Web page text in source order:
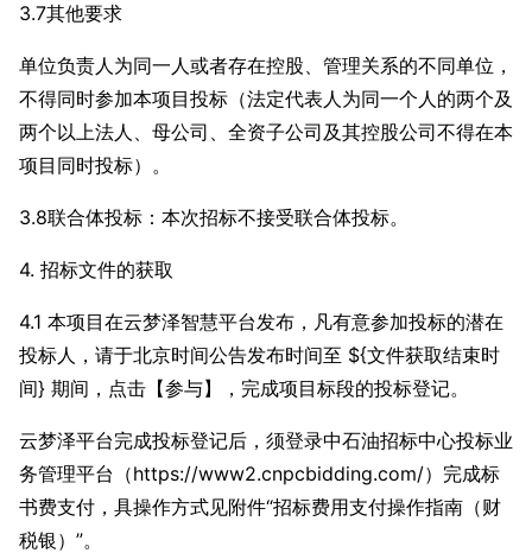
3.7其他要求
单位负责人为同一人或者存在控股、管理关系的不同单位，
不得同时参加本项目投标（法定代表人为同一个人的两个及
两个以上法人、母公司、全资子公司及其控股公司不得在本
项目同时投标）。
3.8联合体投标：本次招标不接受联合体投标。
4. 招标文件的获取
4.1 本项目在云梦泽智慧平台发布，凡有意参加投标的潜在
投标人，请于北京时间公告发布时间至 ${文件获取结束时
间} 期间，点击【参与】，完成项目标段的投标登记。
云梦泽平台完成投标登记后，须登录中石油招标中心投标业
务管理平台（https://www2.cnpcbidding.com/）完成标
书费支付，具操作方式见附件“招标费用支付操作指南（财
税银）”。